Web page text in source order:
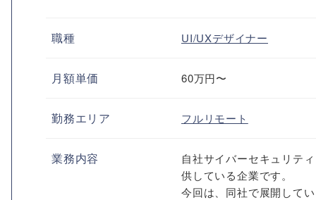
職種 UI/UXデザイナー
月額単価 60万円〜
勤務エリア フルリモート
業務内容
自社サイバーセキュリテ
供している企業です。
今回は、同社で展開して